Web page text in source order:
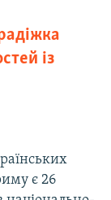
із
є 26